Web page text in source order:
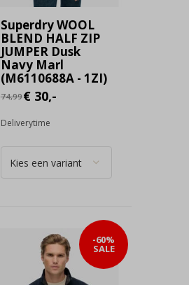
Superdry WOOL
BLEND HALF ZIP
JUMPER Dusk
Navy Marl
(M6110688A - 1ZI)
74,99€ 30,-
Deliverytime
-60%
SALE